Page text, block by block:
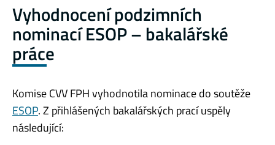
Vyhodnocení podzimních
nominací ESOP – bakalářské
práce
Komise CVV FPH vyhodnotila nominace do soutěže
ESOP. Z přihlášených bakalářských prací uspěly
následující: